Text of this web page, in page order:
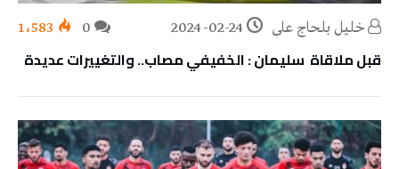
خليل‭ ‬بلحاج‭ ‬علي 2024-02-24 1٬583
قبل ملاقاة سليمان : الخفيفي مصاب.. والتغييرات عديدة